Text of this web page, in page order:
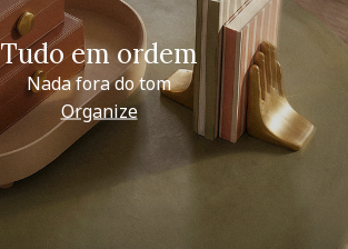
Tudo em ordem
Nada fora do tom
Organize